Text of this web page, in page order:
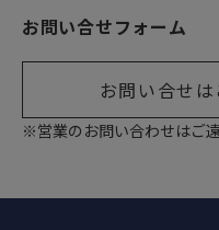
お問い合せフォーム
お問い合せは
※営業のお問い合わせはご